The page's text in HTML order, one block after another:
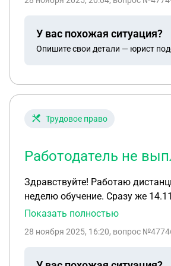
У вас похожая ситуация?
Опишите свои детали — юрист
Трудовое право
Работодатель не
Здравствуйте! Работаю дистанционно. (Работодатель в
неделю обучение. Сразу же
Т.к. я обучаюсь заочно и
сообщил, что не вижу в этом
Показать полностью
28 ноября 2025, 16:20, вопрос